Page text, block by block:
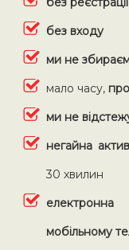
без входу
ми не
мало часу,
ми не
негайна
30 хвилин
мобільному